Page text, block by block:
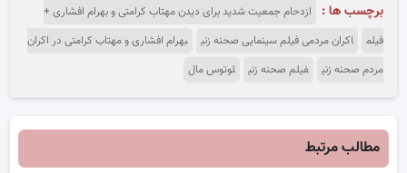
برچسب ها :
ازدحام جمعیت شدید برای دیدن مهتاب کرامتی و بهرام افشاری +
فیلم
اکران مردمی فیلم سینمایی صحنه زنی
بهرام افشاری و مهتاب کرامتی در اکران
مردم صحنه زنی
فیلم صحنه زنی لوتوس مال
مطالب مرتبط